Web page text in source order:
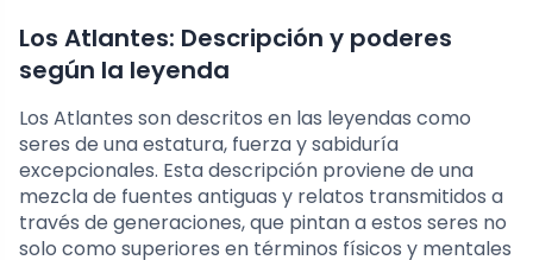
Los Atlantes: Descripción y poderes
según la leyenda
Los Atlantes son descritos en las leyendas como
seres de una estatura, fuerza y sabiduría
excepcionales. Esta descripción proviene de una
mezcla de fuentes antiguas y relatos transmitidos a
través de generaciones, que pintan a estos seres no
solo como superiores en términos físicos y mentales